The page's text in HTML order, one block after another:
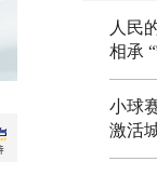
人民
相承
小球
激活